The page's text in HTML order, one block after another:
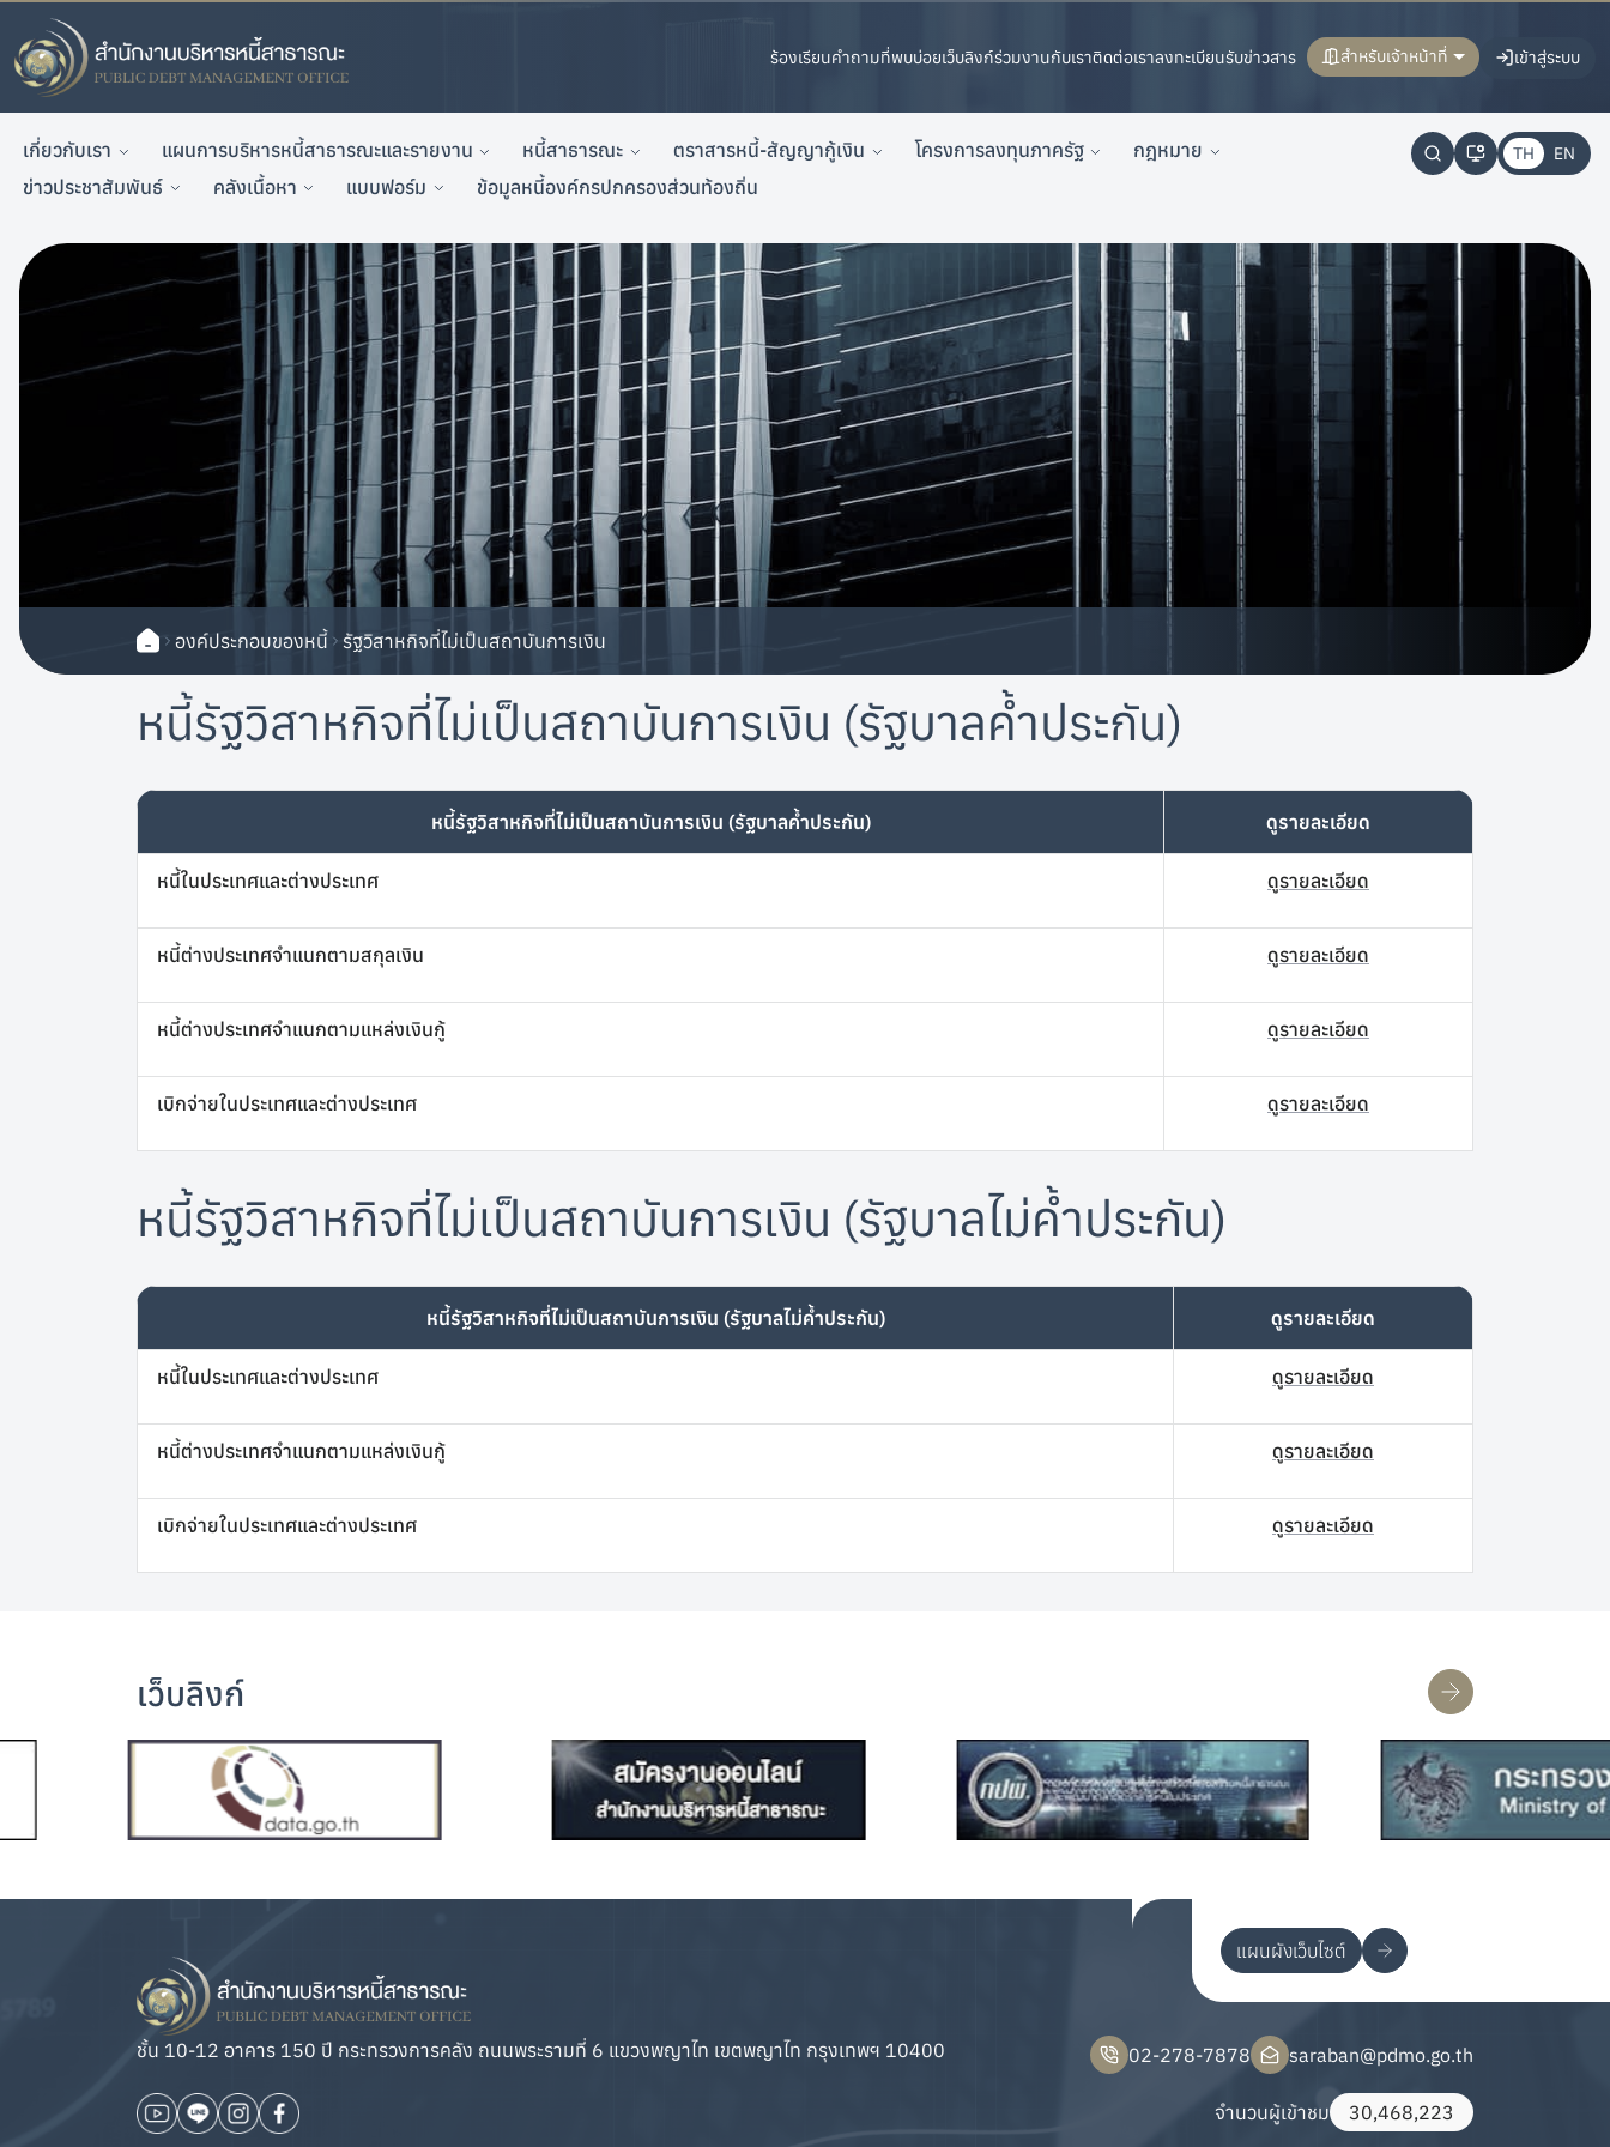
ร้องเรียนคำถามที่พบบ่อยเว็บลิงก์ร่วมงานกับเราติดต่อเราลงทะเบียนรับข่าวสาร สำหรับเจ้าหน้าที่ เข้าสู่ระบบ
เกี่ยวกับเรา แผนการบริหารหนี้สาธารณะและรายงาน หนี้สาธารณะ ตราสารหนี้-สัญญากู้เงิน โครงการลงทุนภาครัฐ
กฎหมาย
ข่าวประชาสัมพันธ์
คลังเนื้อหา แบบฟอร์ม ข้อมูลหนี้องค์กรปกครองส่วนท้องถิ่น
TH EN
องค์ประกอบของหนี้ รัฐวิสาหกิจที่ไม่เป็นสถาบันการเงิน
หนี้รัฐวิสาหกิจที่ไม่เป็นสถาบันการเงิน (รัฐบาลค้ำประกัน)
หนี้รัฐวิสาหกิจที่ไม่เป็นสถาบันการเงิน (รัฐบาลค้ำประกัน) ดูรายละเอียด
หนี้ในประเทศและต่างประเทศ ดูรายละเอียด
หนี้ต่างประเทศจำแนกตามสกุลเงิน ดูรายละเอียด
หนี้ต่างประเทศจำแนกตามแหล่งเงินกู้ ดูรายละเอียด
เบิกจ่ายในประเทศและต่างประเทศ ดูรายละเอียด
หนี้รัฐวิสาหกิจที่ไม่เป็นสถาบันการเงิน (รัฐบาลไม่ค้ำประกัน)
หนี้รัฐวิสาหกิจที่ไม่เป็นสถาบันการเงิน (รัฐบาลไม่ค้ำประกัน) ดูรายละเอียด
หนี้ในประเทศและต่างประเทศ ดูรายละเอียด
หนี้ต่างประเทศจำแนกตามแหล่งเงินกู้ ดูรายละเอียด
เบิกจ่ายในประเทศและต่างประเทศ ดูรายละเอียด
เว็บลิงก์
แผนผังเว็บไซต์
ชั้น 10-12 อาคาร 150 ปี กระทรวงการคลัง ถนนพระรามที่ 6 แขวงพญาไท เขตพญาไท กรุงเทพฯ 10400 02-278-7878 saraban@pdmo.go.th
จำนวนผู้เข้าชม 30,468,223